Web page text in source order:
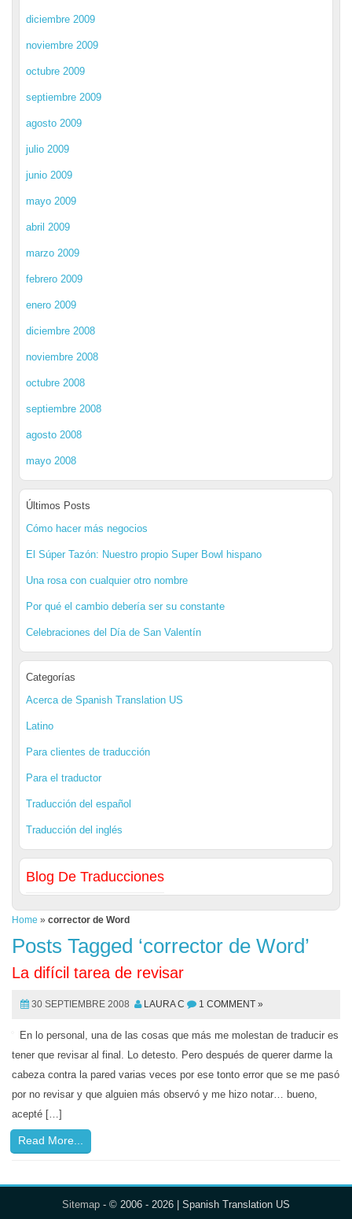
diciembre 2009
noviembre 2009
octubre 2009
septiembre 2009
agosto 2009
julio 2009
junio 2009
mayo 2009
abril 2009
marzo 2009
febrero 2009
enero 2009
diciembre 2008
noviembre 2008
octubre 2008
septiembre 2008
agosto 2008
mayo 2008
Últimos Posts
Cómo hacer más negocios
El Súper Tazón: Nuestro propio Super Bowl hispano
Una rosa con cualquier otro nombre
Por qué el cambio debería ser su constante
Celebraciones del Día de San Valentín
Categorías
Acerca de Spanish Translation US
Latino
Para clientes de traducción
Para el traductor
Traducción del español
Traducción del inglés
Blog De Traducciones
Home » corrector de Word
Posts Tagged ‘corrector de Word’
La difícil tarea de revisar
30 SEPTIEMBRE 2008 LAURA C 1 COMMENT »
En lo personal, una de las cosas que más me molestan de traducir es
tener que revisar al final. Lo detesto. Pero después de querer darme la
cabeza contra la pared varias veces por ese tonto error que se me pasó
por no revisar y que alguien más observó y me hizo notar… bueno,
acepté […]
Read More...
Sitemap - © 2006 - 2026 | Spanish Translation US